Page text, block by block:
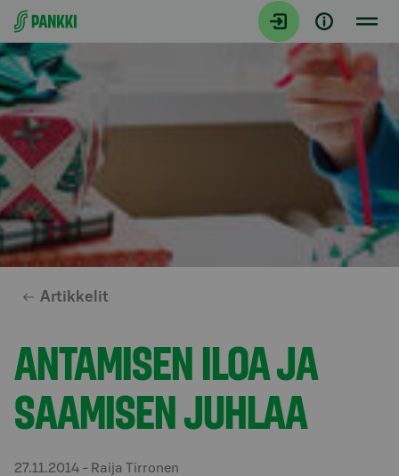
Siirry suoraan sisältöön
Artikkelit
ANTAMISEN ILOA JA
SAAMISEN JUHLAA
27.11.2014 - Raija Tirronen